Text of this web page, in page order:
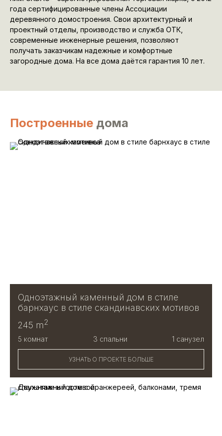
года сертифицированные члены Ассоциации
деревянного домостроения. Свои архитектурный и
проектный отделы, производство и служба ОТК,
современные инженерные решения, позволяют
получать заказчикам надежные и комфортные
загородные дома. На все дома даётся гарантия 10 лет.
Построенные дома
Одноэтажный каменный дом в стиле
барнхаус в стиле скандинавских мотивов
245 m2
5 комнат 3 спальни 1 санузел
УЗНАТЬ О ПРОЕКТЕ БОЛЬШЕ